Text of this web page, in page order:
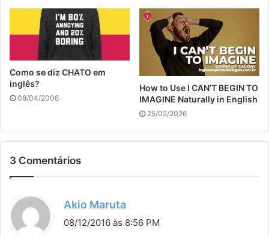
Como se diz CHATO em
inglês?
08/04/2008
How to Use I CAN’T BEGIN TO
IMAGINE Naturally in English
25/02/2026
3 Comentários
Akio Maruta
i
08/12/2016 às 8:56 PM